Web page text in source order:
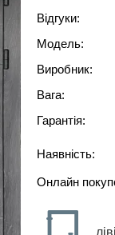
Відгуки:
Модель:
Виробник:
Вага:
Гарантія:
Наявність:
Онлайн